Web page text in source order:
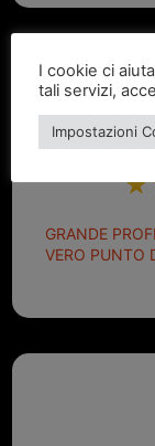
GRANDE
VERO PUNTO
I cookie ci
tali servizi,
Impostazioni